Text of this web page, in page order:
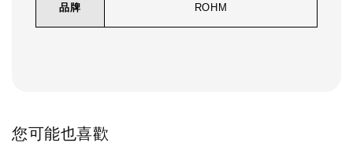
品牌 ROHM
您可能也喜歡